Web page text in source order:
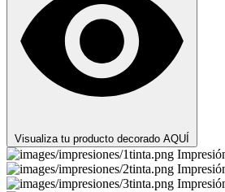
Visualiza tu producto decorado AQUÍ